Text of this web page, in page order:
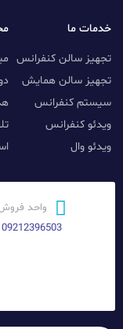
خدمات ما
تجهیز سالن کنفرانس
تجهیز سالن همایش
سیستم کنفرانس
ویدئو کنفرانس
ویدئو وال
واحد
09212396503